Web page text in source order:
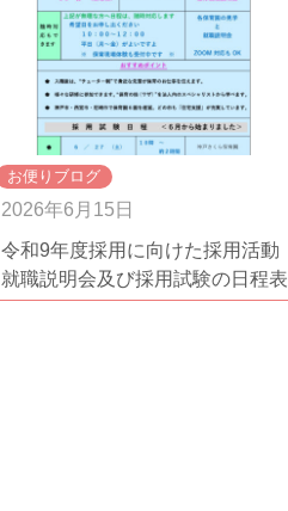
お便りブログ
2026年6月15日
令和9年度採用に向けた採用活動
就職説明会及び採用試験の日程表